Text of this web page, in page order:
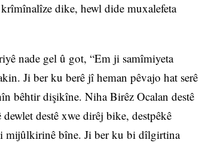
dike, hewl dide muxalefeta
nade gel û got, “Em ji samîmiyeta
Ji ber ku berê jî heman pêvajo hat serê
bêhtir dişikîne. Niha Birêz Ocalan destê
destê xwe dirêj bike, destpêkê
mijûlkirinê bîne. Ji ber ku bi dîlgirtina